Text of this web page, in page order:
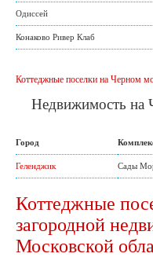
Одиссей
Конаково Ривер Клаб
Коттеджные поселки на Черном
Недвижимость на
Город
Геленджик Сады
Коттеджные
загородной
Московской